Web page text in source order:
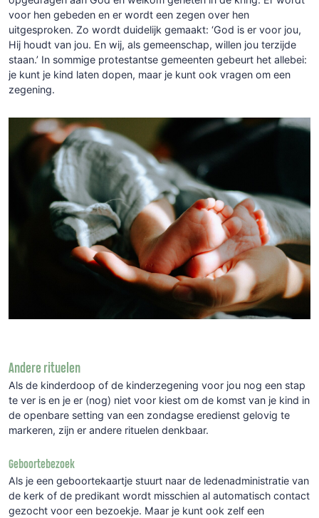
voor hen gebeden en er wordt een zegen over hen
uitgesproken. Zo wordt duidelijk gemaakt: ‘God is er voor jou,
Hij houdt van jou. En wij, als gemeenschap, willen jou terzijde
staan.’ In sommige protestantse gemeenten gebeurt het allebei:
je kunt je kind laten dopen, maar je kunt ook vragen om een
zegening.
Andere rituelen
Als de kinderdoop of de kinderzegening voor jou nog een stap
te ver is en je er (nog) niet voor kiest om de komst van je kind in
de openbare setting van een zondagse eredienst gelovig te
markeren, zijn er andere rituelen denkbaar.
Geboortebezoek
Als je een geboortekaartje stuurt naar de ledenadministratie van
de kerk of de predikant wordt misschien al automatisch contact
gezocht voor een bezoekje. Maar je kunt ook zelf een